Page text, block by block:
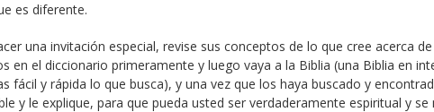
es diferente.
una invitación especial, revise sus conceptos de lo que cree acerca
en el diccionario primeramente y luego vaya a la Biblia (una Biblia en
fácil y rápida lo que busca), y una vez que los haya buscado y
y le explique, para que pueda usted ser verdaderamente espiritual y